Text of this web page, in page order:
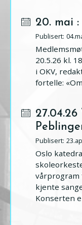
20. mai :
20.5.26 kl.
i OKV,
fortelle:
Oslo
vårprogram
kjente
Konserten